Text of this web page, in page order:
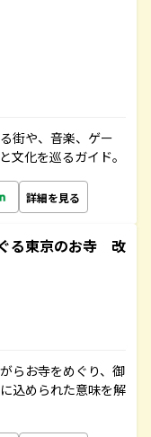
街や、音楽、ゲー
文化を巡るガイド。
詳細を見る
る東京のお寺 改
らお寺をめぐり、御
込められた意味を解